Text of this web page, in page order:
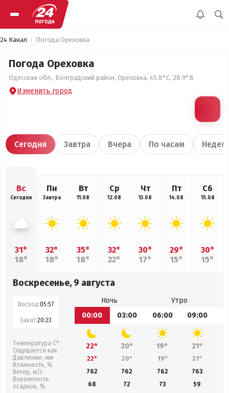
24 Канал Погода Ореховка
Погода Ореховка
Одесская обл., Болградский район, Ореховка, 45.8°С, 28.9°В
Изменить город
Сегодня Завтра Вчера По часам
Вс
Сегодня
31°
18°
Пн
Завтра
32°
18°
Вт
11.08
35°
18°
Ср
12.08
32°
22°
Чт
13.08
30°
17°
Пт
14.08
29°
15°
Сб
15.08
30°
15°
Воскресенье, 9 августа
Восход:05:57
Закат:20:23
Температура С°
Ощущается как
Давление, мм
Влажность, %
Ветер, м/с
Вероятность
осадков, %
Ночь
Утро
00:00
03:00 06:00 09:00
22° 20° 19° 21°
22° 20° 19° 21°
762
762 762 763
68
72 73 59